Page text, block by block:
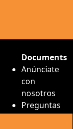
Documents
Anúnciate
con
nosotros
Preguntas
frecuentes